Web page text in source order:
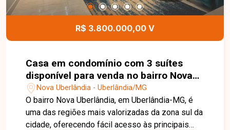
R$ 3.800.000,00 V
Casa em condomínio com 3 suítes
disponível para venda no bairro Nova
Uberlândia em Uberlândia-MG.
Nova Uberlândia - Uberlândia/MG
O bairro Nova Uberlândia, em Uberlândia-MG, é
uma das regiões mais valorizadas da zona sul da
cidade, oferecendo fácil acesso às principais